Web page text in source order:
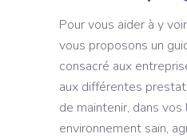
Pour vous aider à y
vous proposons un
consacré aux
aux différentes
de maintenir, dans vos
environnement sain,